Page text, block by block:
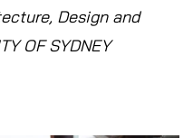
Design and
OF SYDNEY